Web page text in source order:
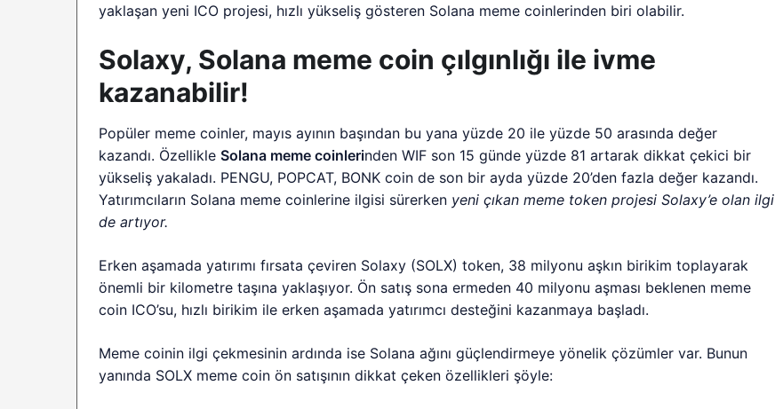
yaklaşan yeni ICO projesi, hızlı yükseliş gösteren Solana meme coinlerinden biri olabilir.
Solaxy, Solana meme coin çılgınlığı ile ivme
kazanabilir!
Popüler meme coinler, mayıs ayının başından bu yana yüzde 20 ile yüzde 50 arasında değer
kazandı. ÖzellikleSolana meme coinlerinden WIF son 15 günde yüzde 81 artarak dikkat çekici bir
yükseliş yakaladı. PENGU, POPCAT, BONK coin de son bir ayda yüzde 20’den fazla değer kazandı.
Yatırımcıların Solana meme coinlerine ilgisi sürerken yeni çıkan meme token projesi Solaxy’e olan ilgi
de artıyor.
Erken aşamada yatırımı fırsata çeviren Solaxy (SOLX) token, 38 milyonu aşkın birikim toplayarak
önemli bir kilometre taşına yaklaşıyor. Ön satış sona ermeden 40 milyonu aşması beklenen meme
coin ICO’su, hızlı birikim ile erken aşamada yatırımcı desteğini kazanmaya başladı.
Meme coinin ilgi çekmesinin ardında ise Solana ağını güçlendirmeye yönelik çözümler var. Bunun
yanında SOLX meme coin ön satışının dikkat çeken özellikleri şöyle: